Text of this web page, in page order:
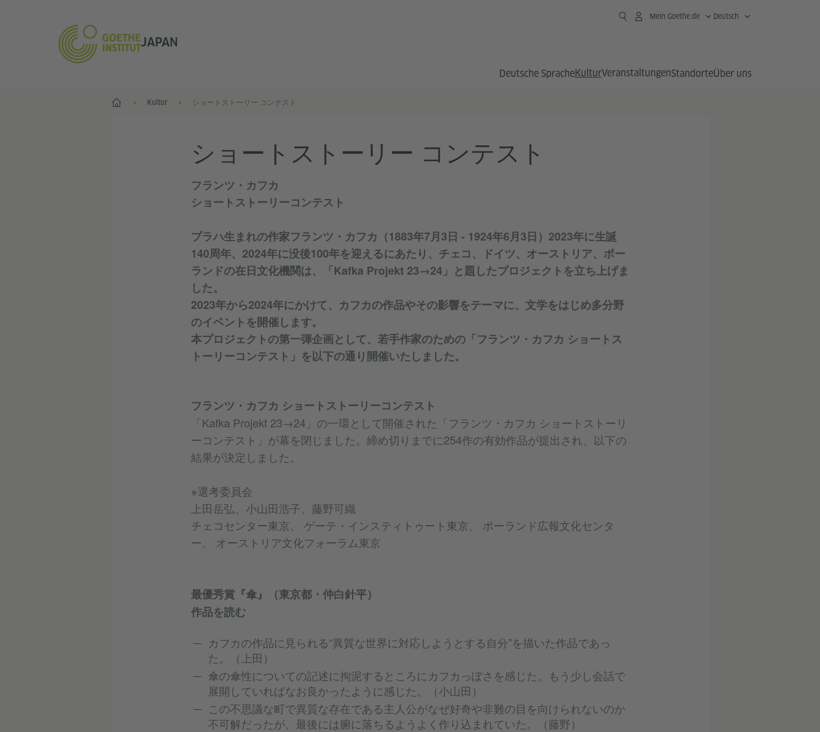
JAPAN
Mein Goethe.de Deutsch
Deutsche SpracheKulturVeranstaltungenStandorteÜber uns
Start Kultur ショートストーリー コンテスト
ショートストーリー コンテスト
フランツ・カフカ
ショートストーリーコンテスト
プラハ生まれの作家フランツ・カフカ（1883年7月3日 - 1924年6月3日）2023年に生誕
140周年、2024年に没後100年を迎えるにあたり、チェコ、ドイツ、オーストリア、ポー
ランドの在日文化機関は、「Kafka Projekt 23→24」と題したプロジェクトを立ち上げま
した。
2023年から2024年にかけて、カフカの作品やその影響をテーマに、文学をはじめ多分野
のイベントを開催します。
本プロジェクトの第一弾企画として、若手作家のための「フランツ・カフカ ショートス
トーリーコンテスト 」を以下の通り開催いたしました。
フランツ・カフカ ショートストーリーコンテスト
「Kafka Projekt 23→24」の一環として開催された「フランツ・カフカ ショートストーリ
ーコンテスト」が幕を閉じました。締め切りまでに254作の有効作品が提出され、以下の
結果が決定しました。
※選考委員会
上田岳弘、小山田浩子、藤野可織
チェコセンター東京、 ゲーテ・インスティトゥート東京、 ポーランド広報文化センタ
ー、 オーストリア文化フォーラム東京
最優秀賞『傘』（東京都・仲白針平）
作品を読む
カフカの作品に見られる“異質な世界に対応しようとする自分”を描いた作品であっ
た。（上田）
傘の傘性についての記述に拘泥するところにカフカっぽさを感じた。もう少し会話で
展開していればなお良かったように感じた。（小山田）
この不思議な町で異質な存在である主人公がなぜ好奇や非難の目を向けられないのか
不可解だったが、最後には腑に落ちるようよく作り込まれていた。（藤野）